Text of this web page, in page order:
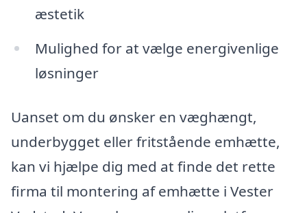
æstetik
Mulighed for at vælge energivenlige
løsninger
Uanset om du ønsker en væghængt,
underbygget eller fritstående emhætte,
kan vi hjælpe dig med at finde det rette
firma til montering af emhætte i Vester